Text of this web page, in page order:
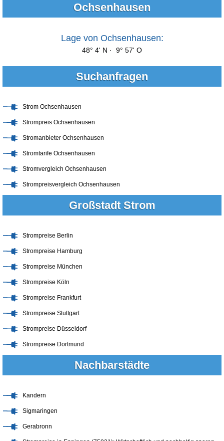
Ochsenhausen
Lage von Ochsenhausen:
48° 4' N · 9° 57' O
Suchanfragen
Strom Ochsenhausen
Strompreis Ochsenhausen
Stromanbieter Ochsenhausen
Stromtarife Ochsenhausen
Stromvergleich Ochsenhausen
Strompreisvergleich Ochsenhausen
Großstadt Strom
Strompreise Berlin
Strompreise Hamburg
Strompreise München
Strompreise Köln
Strompreise Frankfurt
Strompreise Stuttgart
Strompreise Düsseldorf
Strompreise Dortmund
Nachbarstädte
Kandern
Sigmaringen
Gerabronn